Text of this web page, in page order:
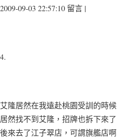
2009-09-03 22:57:10 留言 |
4.
艾隆居然在我遠赴桃園受訓的時
居然找不到艾隆，招牌也拆下來
後來去了江子翠店，可謂旗艦店